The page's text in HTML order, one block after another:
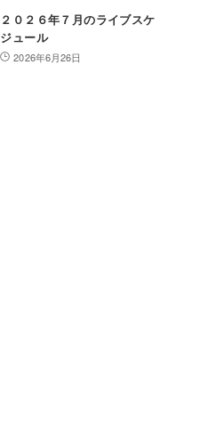
２０２６年７月のライブスケ
ジュール
2026年6月26日